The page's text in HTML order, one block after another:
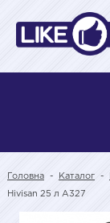
Головна - Каталог -
Hivisan 25 л A327